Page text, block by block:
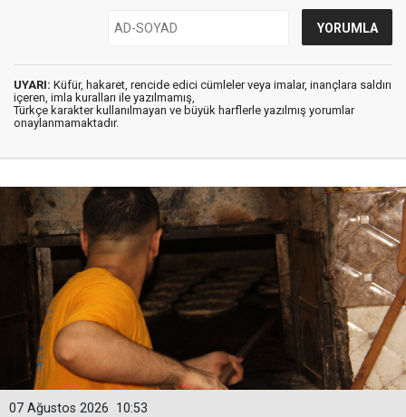
UYARI: Küfür, hakaret, rencide edici cümleler veya imalar, inançlara saldırı
içeren, imla kuralları ile yazılmamış,
Türkçe karakter kullanılmayan ve büyük harflerle yazılmış yorumlar
onaylanmamaktadır.
10:53
07 Ağustos 2026